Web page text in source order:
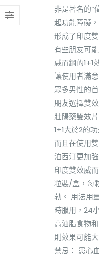
非是著名的“
起功能障礙
形成了印度
有些朋友可
威而鋼的1+1
讓使用者滿
眾多男性的
朋友選擇雙
壯陽藥雙效
1+1大於2的
而且在使用
泊西汀更加
印度雙效威
粒裝/盒，每
勃。 用法用
時服用，24
高油脂食物
則效果可能
禁忌： 患心